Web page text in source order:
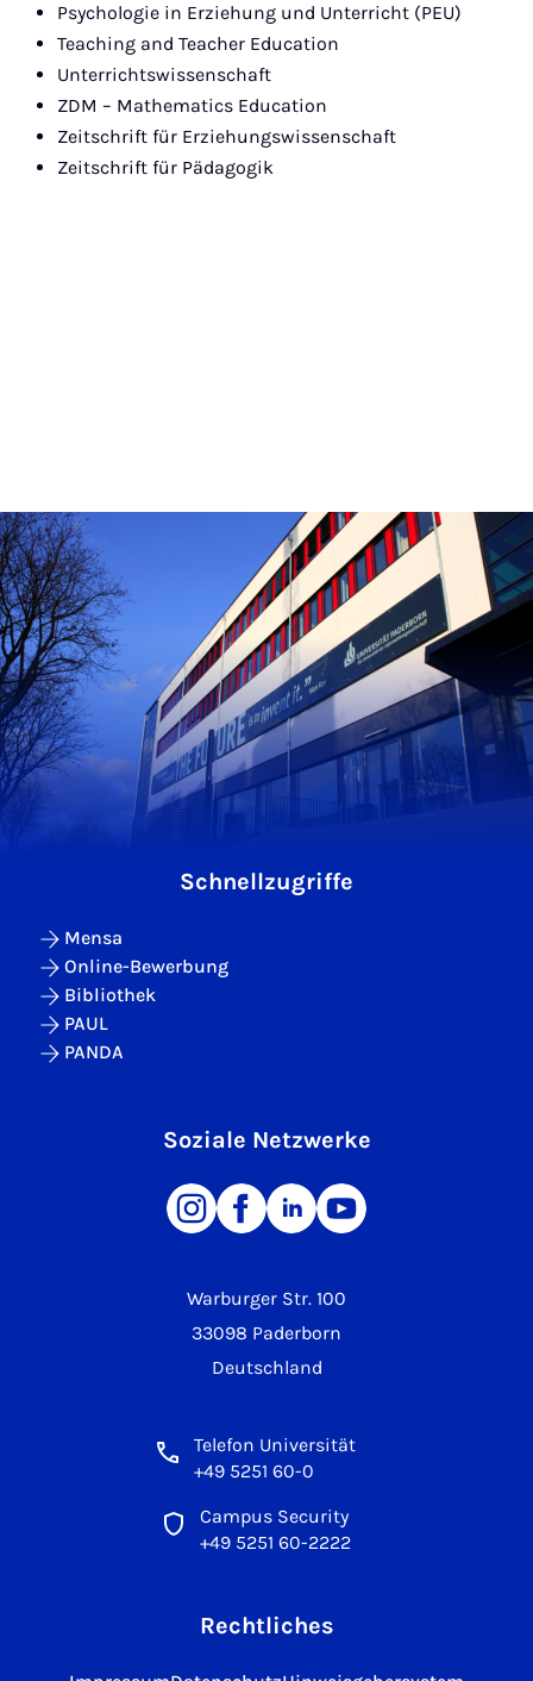
Psychologie in Erziehung und Unterricht (PEU)
Teaching and Teacher Education
Unterrichtswissenschaft
ZDM – Mathematics Education
Zeitschrift für Erziehungswissenschaft
Zeitschrift für Pädagogik
Warburger Str. 100
33098 Paderborn
Deutschland
Telefon Universität
+49 5251 60-0
Campus Security
+49 5251 60-2222
Schnellzugriffe
Mensa
Online-Bewerbung
Bibliothek
PAUL
PANDA
Soziale Netzwerke
Rechtliches